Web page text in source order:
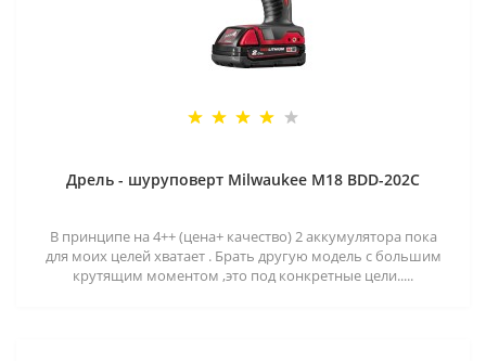
Дрель - шуруповерт Milwaukee M18 BDD-202C
В принципе на 4++ (цена+ качество) 2 аккумулятора пока
для моих целей хватает . Брать другую модель с большим
крутящим моментом ,это под конкретные цели.....